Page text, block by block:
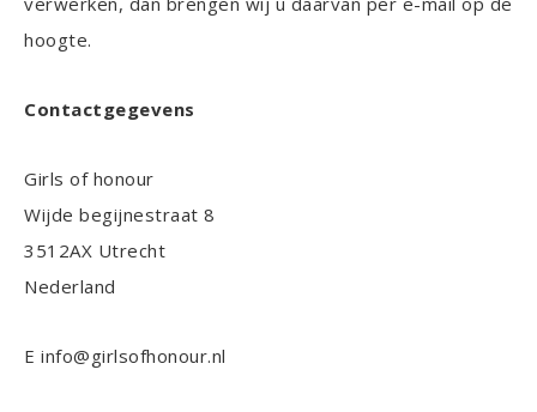
hoogte.
Contactgegevens
Girls of honour
Wijde begijnestraat 8
3512AX Utrecht
Nederland
E info@girlsofhonour.nl